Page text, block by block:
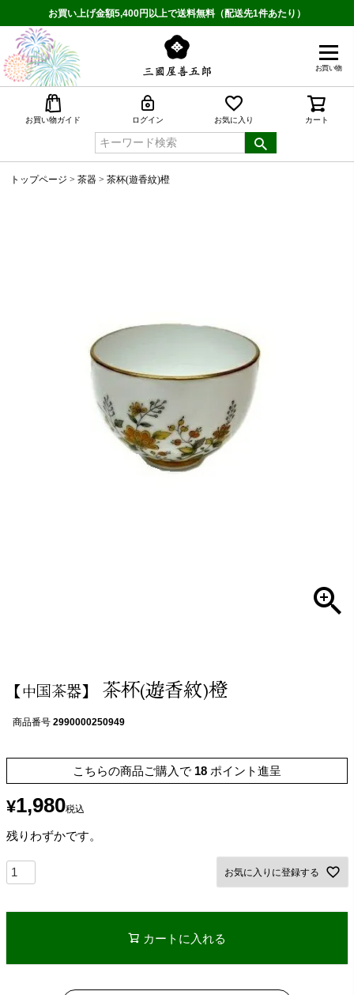
お買い上げ金額5,400円以上で送料無料（配送先1件あたり）
お買い物
お買い物ガイド ログイン お気に入り カート
トップページ 茶器 茶杯(遊香紋)橙
【中国茶器】 茶杯(遊香紋)橙
商品番号 2990000250949
こちらの商品ご購入で 18 ポイント進呈
¥1,980税込
残りわずかです。
お気に入りに登録する
カートに入れる